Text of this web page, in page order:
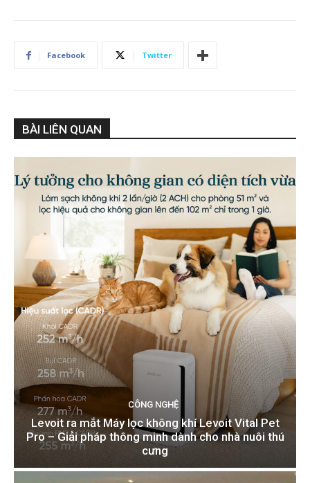
Facebook Twitter
BÀI LIÊN QUAN
CÔNG NGHỆ
Levoit ra mắt Máy lọc không khí Levoit Vital Pet
Pro – Giải pháp thông minh dành cho nhà nuôi thú
cưng